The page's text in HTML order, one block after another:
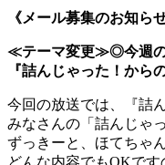
《メール募集のお知らせ
≪テーマ変更≫◎今週
『詰んじゃった！から
今回の放送では、『詰
みなさんの「詰んじゃ
ずっきーと、ほてちゃ